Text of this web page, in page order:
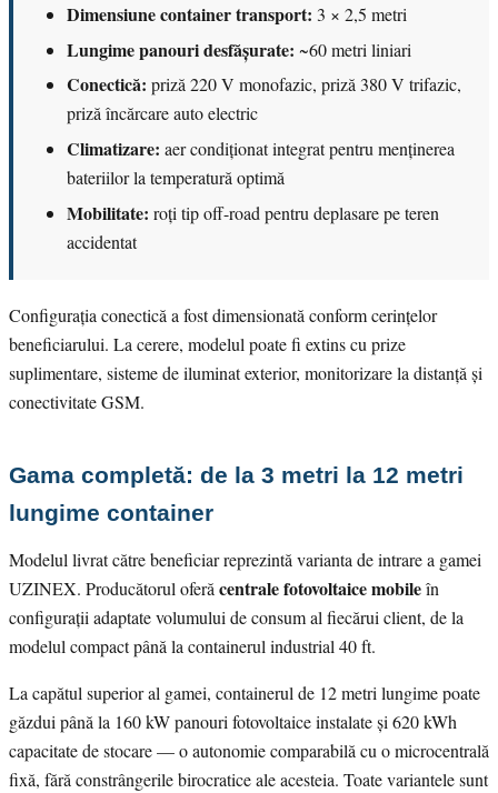
Dimensiune container transport: 3 × 2,5 metri
Lungime panouri desfășurate: ~60 metri liniari
Conectică: priză 220 V monofazic, priză 380 V trifazic,
priză încărcare auto electric
Climatizare: aer condiționat integrat pentru menținerea
bateriilor la temperatură optimă
Mobilitate: roți tip off-road pentru deplasare pe teren
accidentat
Configurația conectică a fost dimensionată conform cerințelor
beneficiarului. La cerere, modelul poate fi extins cu prize
suplimentare, sisteme de iluminat exterior, monitorizare la distanță și
conectivitate GSM.
Gama completă: de la 3 metri la 12 metri
lungime container
Modelul livrat către beneficiar reprezintă varianta de intrare a gamei
UZINEX. Producătorul oferăcentrale fotovoltaice mobileîn
configurații adaptate volumului de consum al fiecărui client, de la
modelul compact până la containerul industrial 40 ft.
La capătul superior al gamei, containerul de 12 metri lungime poate
găzdui până la 160 kW panouri fotovoltaice instalate și 620 kWh
capacitate de stocare — o autonomie comparabilă cu o microcentrală
fixă, fără constrângerile birocratice ale acesteia. Toate variantele sunt